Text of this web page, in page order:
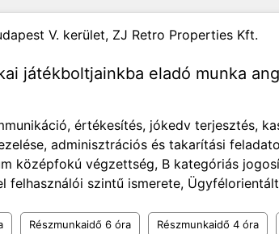
V. kerület, ZJ Retro Properties Kft.
játékboltjainkba eladó munka
értékesítés, jókedv terjesztés,
adminisztrációs és takarítási
középfokú végzettség, B kategóriás
felhasználói szintű ismerete,
Részmunkaidő 6 óra Részmunkaidő 4 óra